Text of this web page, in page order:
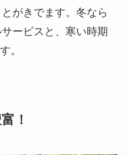
がきでます。冬なら
ービスと、寒い時期
。
！